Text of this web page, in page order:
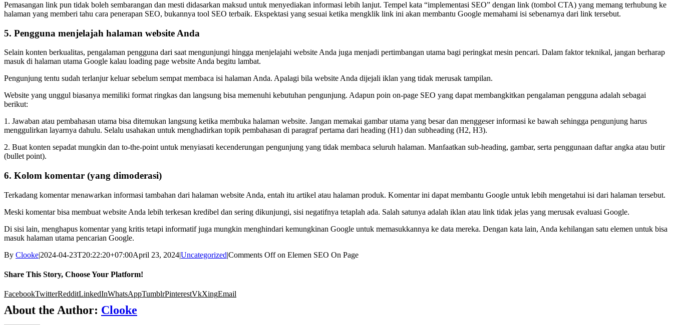
Pemasangan link pun tidak boleh sembarangan dan mesti didasarkan maksud untuk menyediakan informasi lebih lanjut. Tempel kata “implementasi SEO” dengan link (tombol CTA) yang memang terhubung ke
halaman yang memberi tahu cara penerapan SEO, bukannya tool SEO terbaik. Ekspektasi yang sesuai ketika mengklik link ini akan membantu Google memahami isi sebenarnya dari link tersebut.
5. Pengguna menjelajah halaman website Anda
Selain konten berkualitas, pengalaman pengguna dari saat mengunjungi hingga menjelajahi website Anda juga menjadi pertimbangan utama bagi peringkat mesin pencari. Dalam faktor teknikal, jangan berharap
masuk di halaman utama Google kalau loading page website Anda begitu lambat.
Pengunjung tentu sudah terlanjur keluar sebelum sempat membaca isi halaman Anda. Apalagi bila website Anda dijejali iklan yang tidak merusak tampilan.
Website yang unggul biasanya memiliki format ringkas dan langsung bisa memenuhi kebutuhan pengunjung. Adapun poin on-page SEO yang dapat membangkitkan pengalaman pengguna adalah sebagai
berikut:
1. Jawaban atau pembahasan utama bisa ditemukan langsung ketika membuka halaman website. Jangan memakai gambar utama yang besar dan menggeser informasi ke bawah sehingga pengunjung harus
menggulirkan layarnya dahulu. Selalu usahakan untuk menghadirkan topik pembahasan di paragraf pertama dari heading (H1) dan subheading (H2, H3).
2. Buat konten sepadat mungkin dan to-the-point untuk menyiasati kecenderungan pengunjung yang tidak membaca seluruh halaman. Manfaatkan sub-heading, gambar, serta penggunaan daftar angka atau butir
(bullet point).
6. Kolom komentar (yang dimoderasi)
Terkadang komentar menawarkan informasi tambahan dari halaman website Anda, entah itu artikel atau halaman produk. Komentar ini dapat membantu Google untuk lebih mengetahui isi dari halaman tersebut.
Meski komentar bisa membuat website Anda lebih terkesan kredibel dan sering dikunjungi, sisi negatifnya tetaplah ada. Salah satunya adalah iklan atau link tidak jelas yang merusak evaluasi Google.
Di sisi lain, menghapus komentar yang kritis tetapi informatif juga mungkin menghindari kemungkinan Google untuk memasukkannya ke data mereka. Dengan kata lain, Anda kehilangan satu elemen untuk bisa
masuk halaman utama pencarian Google.
By Clooke|2024-04-23T20:22:20+07:00April 23, 2024|Uncategorized|Comments Offon Elemen SEO On Page
Share This Story, Choose Your Platform!
FacebookTwitterRedditLinkedInWhatsAppTumblrPinterestVkXingEmail
About the Author: Clooke